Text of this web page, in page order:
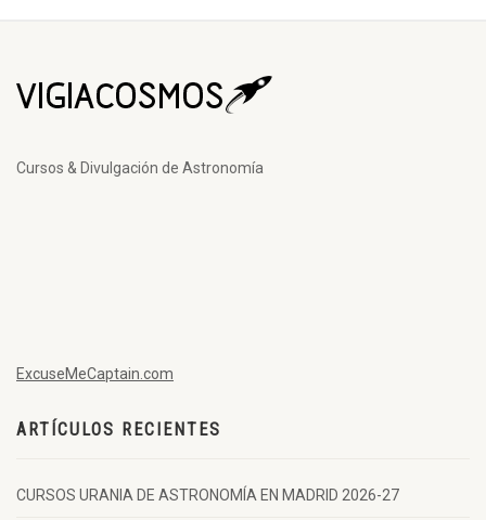
Cursos & Divulgación de Astronomía
ExcuseMeCaptain.com
ARTÍCULOS RECIENTES
CURSOS URANIA DE ASTRONOMÍA EN MADRID 2026-27